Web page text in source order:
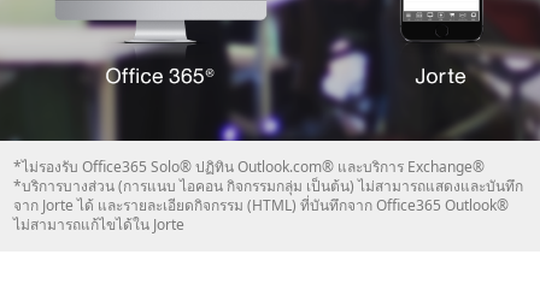
*ไม่รองรับ Office365 Solo® ปฏิทิน Outlook.com® และบริการ Exchange®
*บริการบางส่วน (การแนบ ไอคอน กิจกรรมกลุ่ม เป็นต้น) ไม่สามารถแสดงและบันทึก
จาก Jorte ได้ และรายละเอียดกิจกรรม (HTML) ที่บันทึกจาก Office365 Outlook®
ไม่สามารถแก้ไขได้ใน Jorte